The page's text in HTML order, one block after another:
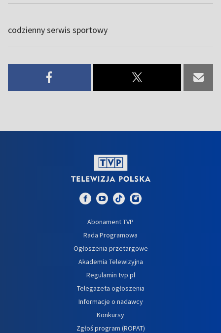
codzienny serwis sportowy
Abonament TVP
Rada Programowa
Ogłoszenia przetargowe
Akademia Telewizyjna
Regulamin tvp.pl
Telegazeta ogłoszenia
Informacje o nadawcy
Konkursy
Zgłoś program (ROPAT)